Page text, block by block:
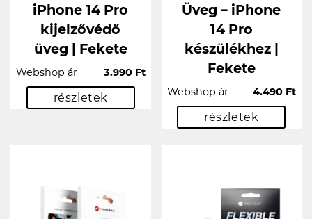
iPhone 14 Pro
kijelzővédő
üveg | Fekete
Webshop ár 3.990 Ft
részletek
Üveg – iPhone
14 Pro
készülékhez |
Fekete
Webshop ár 4.490 Ft
részletek